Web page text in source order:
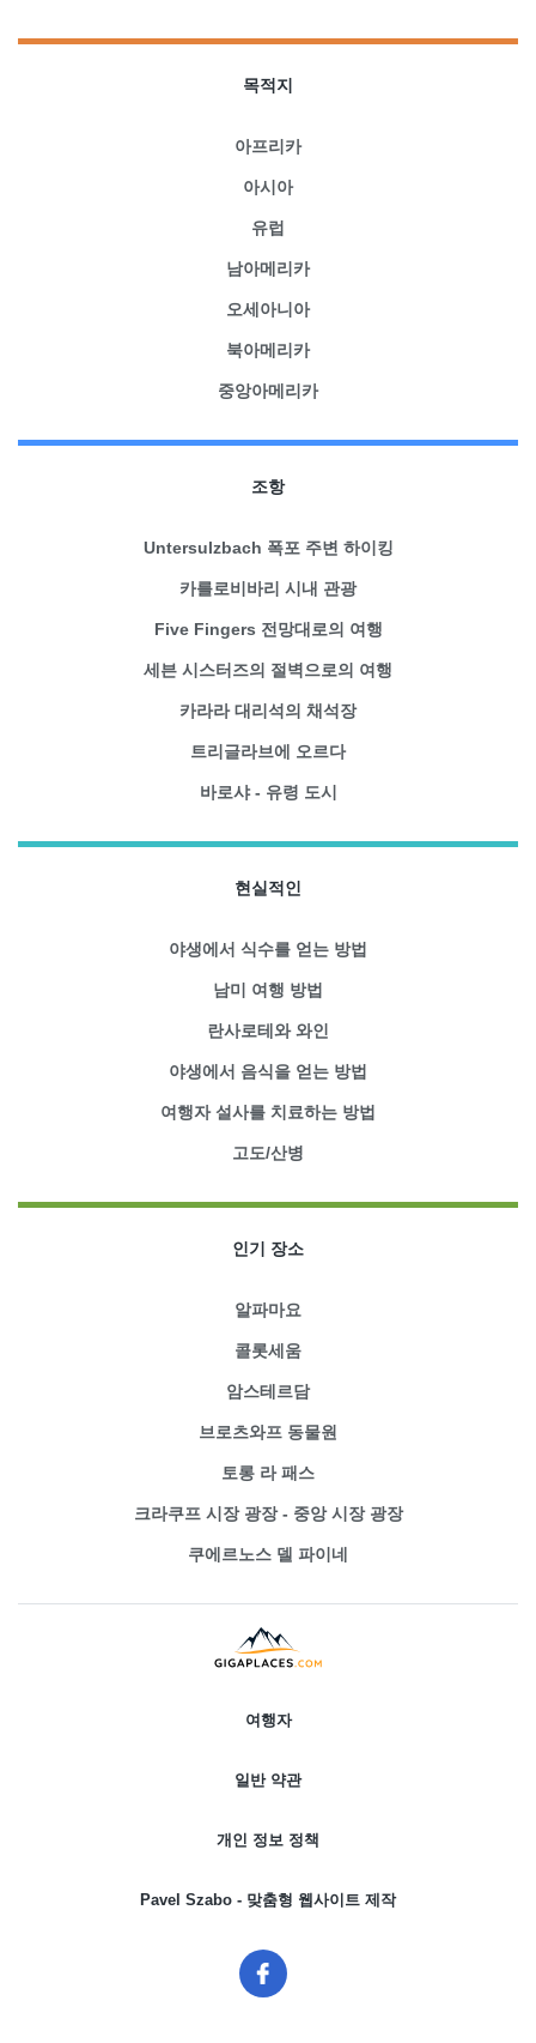
목적지
아프리카
아시아
유럽
남아메리카
오세아니아
북아메리카
중앙아메리카
조항
Untersulzbach 폭포 주변 하이킹
카를로비바리 시내 관광
Five Fingers 전망대로의 여행
세븐 시스터즈의 절벽으로의 여행
카라라 대리석의 채석장
트리글라브에 오르다
바로샤 - 유령 도시
현실적인
야생에서 식수를 얻는 방법
남미 여행 방법
란사로테와 와인
야생에서 음식을 얻는 방법
여행자 설사를 치료하는 방법
고도/산병
인기 장소
알파마요
콜롯세움
암스테르담
브로츠와프 동물원
토롱 라 패스
크라쿠프 시장 광장 - 중앙 시장 광장
쿠에르노스 델 파이네
여행자
일반 약관
개인 정보 정책
Pavel Szabo - 맞춤형 웹사이트 제작